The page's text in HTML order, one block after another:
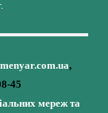
,
45
мереж та